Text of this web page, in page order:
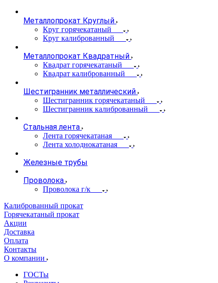
Металлопрокат Круглый
Круг горячекатаный
Круг калиброванный
Металлопрокат Квадратный
Квадрат горячекатаный
Квадрат калиброванный
Шестигранник металлический
Шестигранник горячекатаный
Шестигранник калиброванный
Стальная лента
Лента горячекатаная
Лента холоднокатаная
Железные трубы
Проволока
Проволока г/к
Калиброванный прокат
Горячекатаный прокат
Акции
Доставка
Оплата
Контакты
О компании
ГОСТы